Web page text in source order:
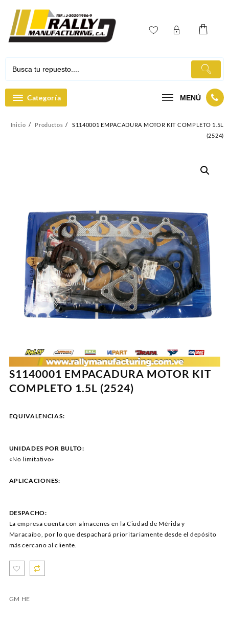
contenido
Categoría MENÚ
Inicio Productos
S1140001 EMPACADURA MOTOR KIT COMPLETO 1.5L
(2524)
S1140001 EMPACADURA MOTOR KIT
COMPLETO 1.5L (2524)
EQUIVALENCIAS:
UNIDADES POR BULTO:
«No limitativo»
APLICACIONES:
DESPACHO:
La empresa cuenta con almacenes en la Ciudad de Mérida y
Maracaibo, por lo que despachará prioritariamente desde el depósito
más cercano al cliente.
GM HE